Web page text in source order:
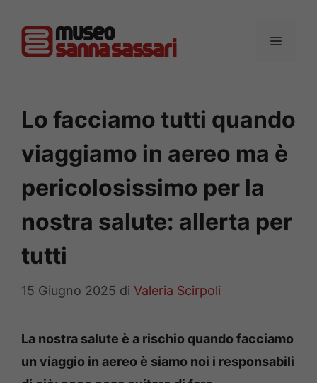
contenuto
MENU
Lo facciamo tutti quando
viaggiamo in aereo ma è
pericolosissimo per la
nostra salute: allerta per
tutti
15 Giugno 2025 di Valeria Scirpoli
La nostra salute è a rischio quando facciamo
un viaggio in aereo è siamo noi i responsabili